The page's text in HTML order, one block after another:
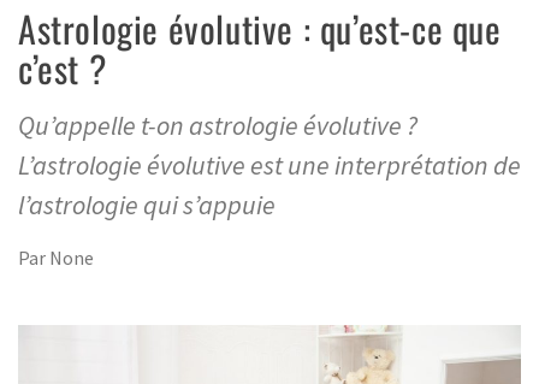
Astrologie évolutive : qu’est-ce que
c’est ?
Qu’appelle t-on astrologie évolutive ?
L’astrologie évolutive est une interprétation de
l’astrologie qui s’appuie
Par None